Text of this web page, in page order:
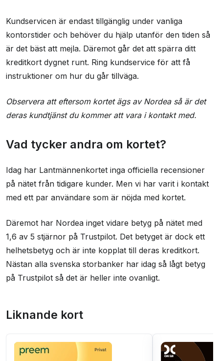
Kundservicen är endast tillgänglig under vanliga
kontorstider och behöver du hjälp utanför den tiden så
är det bäst att mejla. Däremot går det att spärra ditt
kreditkort dygnet runt. Ring kundservice för att få
instruktioner om hur du går tillväga.
Observera att eftersom kortet ägs av Nordea så är det
deras kundtjänst du kommer att vara i kontakt med.
Vad tycker andra om kortet?
Idag har Lantmännenkortet inga officiella recensioner
på nätet från tidigare kunder. Men vi har varit i kontakt
med ett par användare som är nöjda med kortet.
Däremot har Nordea inget vidare betyg på nätet med
1,6 av 5 stjärnor på Trustpilot. Det betyget är dock ett
helhetsbetyg och är inte kopplat till deras kreditkort.
Nästan alla svenska storbanker har idag så lågt betyg
på Trustpilot så det är heller inte ovanligt.
Liknande kort